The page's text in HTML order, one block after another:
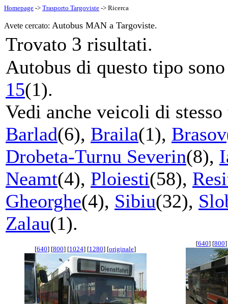
Homepage -> Trasporto Targoviste -> Ricerca
Avete cercato: Autobus MAN a Targoviste.
Trovato 3 risultati.
Autobus di questo tipo
15(1).
Vedi anche veicoli di
Barlad(6), Braila(1), Brasov
Drobeta-Turnu Severin(8),
Neamt(4), Ploiesti(58),
Gheorghe(4), Sibiu(32),
Zalau(1).
[640] [800] [1024] [1280] [originale]
[640] [800]